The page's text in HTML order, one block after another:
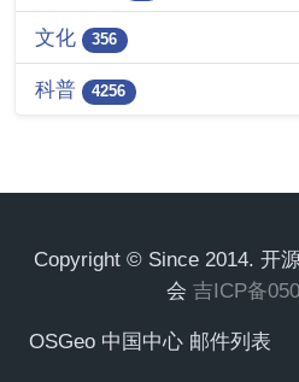
文化 356
科普 4256
Copyright © Since 2014. 开
会 吉ICP备
OSGeo 中国中心 邮件列表